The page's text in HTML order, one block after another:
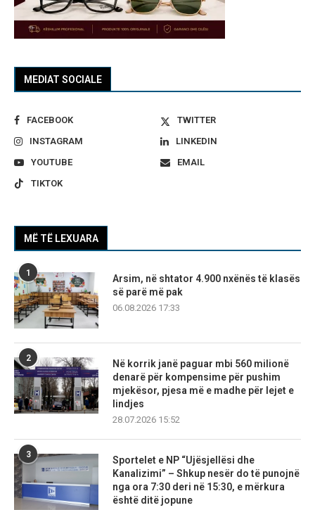
MEDIAT SOCIALE
FACEBOOK
TWITTER
INSTAGRAM
LINKEDIN
YOUTUBE
EMAIL
TIKTOK
MË TË LEXUARA
1
Arsim, në shtator 4.900 nxënës të klasës
së parë më pak
06.08.2026 17:33
2
Në korrik janë paguar mbi 560 milionë
denarë për kompensime për pushim
mjekësor, pjesa më e madhe për lejet e
lindjes
28.07.2026 15:52
3
Sportelet e NP “Ujësjellësi dhe
Kanalizimi” – Shkup nesër do të punojnë
nga ora 7:30 deri në 15:30, e mërkura
është ditë jopune